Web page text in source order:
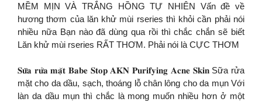
MỀM MỊN VÀ TRẮNG HỒNG TỰ NHIÊN Vấn đề về
hương thơm của lăn khử mùi rseries thì khỏi cần phải nói
nhiều nữa Bạn nào đã dùng qua rồi thì chắc chắn sẽ biết
Lăn khử mùi rseries RẤT THƠM. Phải nói là CỰC THƠM
𝐒𝐮̛̃𝐚 𝐫𝐮̛̉𝐚 𝐦𝐚̣̆𝐭 𝐁𝐚𝐛𝐞 𝐒𝐭𝐨𝐩 𝐀𝐊𝐍 𝐏𝐮𝐫𝐢𝐟𝐲𝐢𝐧𝐠 𝐀𝐜𝐧𝐞 𝐒𝐤𝐢𝐧 Sữa rửa
mặt cho da dầu, sạch, thoáng lỗ chân lông cho da mụn Với
làn da dầu mụn thì chắc là mong muốn nhiều hơn ở một